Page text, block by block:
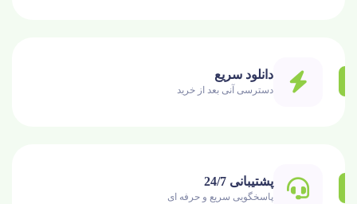
دانلود سریع
دسترسی آنی بعد از خرید
پشتیبانی 24/7
پاسخگویی سریع و حرفه ای